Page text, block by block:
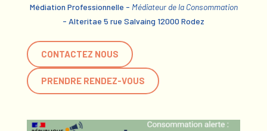
Médiation Professionnelle - Médiateur de la Consommation
- Alteritae 5 rue Salvaing 12000 Rodez
CONTACTEZ NOUS
PRENDRE RENDEZ-VOUS